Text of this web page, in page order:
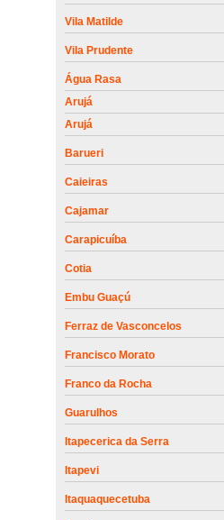
Vila Matilde
Vila Prudente
Água Rasa
Arujá
Arujá
Barueri
Caieiras
Cajamar
Carapicuíba
Cotia
Embu Guaçú
Ferraz de Vasconcelos
Francisco Morato
Franco da Rocha
Guarulhos
Itapecerica da Serra
Itapevi
Itaquaquecetuba